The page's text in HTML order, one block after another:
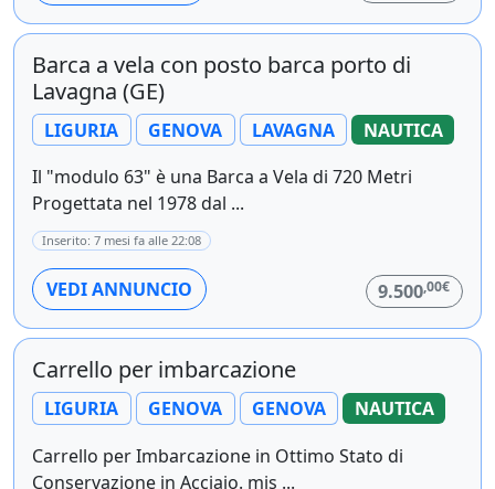
Barca a vela con posto barca porto di
Lavagna (GE)
LIGURIA GENOVA LAVAGNA
NAUTICA
Il "modulo 63" è una Barca a Vela di 720 Metri
Progettata nel 1978 dal ...
Inserito: 7 mesi fa alle 22:08
VEDI ANNUNCIO 9.500,00€
Carrello per imbarcazione
LIGURIA GENOVA GENOVA
NAUTICA
Carrello per Imbarcazione in Ottimo Stato di
Conservazione in Acciaio. mis ...